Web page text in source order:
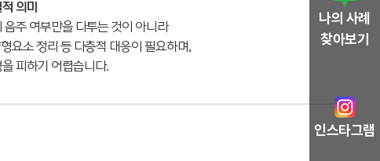
나의 사례
찾아보기
인스타그램
의미
주 여부만을 다투는 것이 아니라
요소 정리 등 다층적 대응이 필요하며,
피하기 어렵습니다.